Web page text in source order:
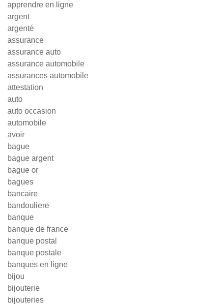
apprendre en ligne
argent
argenté
assurance
assurance auto
assurance automobile
assurances automobile
attestation
auto
auto occasion
automobile
avoir
bague
bague argent
bague or
bagues
bancaire
bandouliere
banque
banque de france
banque postal
banque postale
banques en ligne
bijou
bijouterie
bijouteries